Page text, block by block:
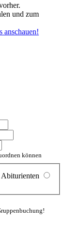
und zum
anschauen!
können